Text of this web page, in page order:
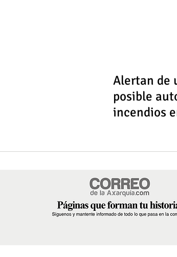
Alertan de
posible
incendios